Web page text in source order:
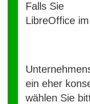
Falls Sie
LibreOffice im
ein eher
wählen Sie